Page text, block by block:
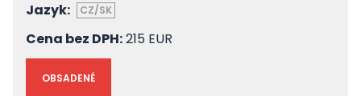
Jazyk:
CZ/SK
Cena bez DPH:215 EUR
OBSADENÉ